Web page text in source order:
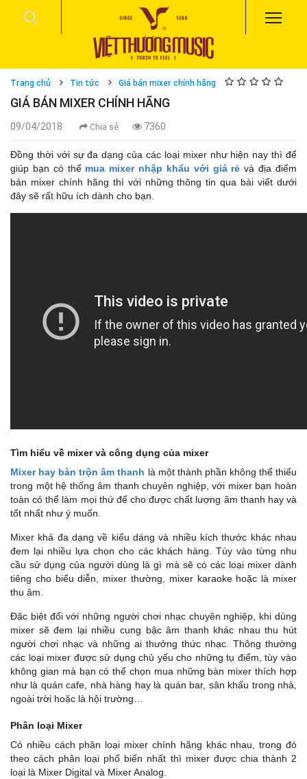
Trang chủ Tin tức Giá bán mixer chính hãng
GIÁ BÁN MIXER CHÍNH HÃNG
09/04/2018 Chia sẻ 7360
Đồng thời với sự đa dạng của các loại mixer như hiện nay thì để
giúp bạn có thể mua mixer nhập khẩu với giá rẻ và địa điểm
bán mixer chính hãng thì với những thông tin qua bài viết dưới
đây sẽ rất hữu ích dành cho bạn.
Tìm hiểu về mixer và công dụng của mixer
Mixer hay bàn trộn âm thanh là một thành phần không thể thiếu
trong một hệ thống âm thanh chuyên nghiệp, với mixer bạn hoàn
toàn có thể làm mọi thứ để cho được chất lượng âm thanh hay và
tốt nhất như ý muốn.
Mixer khá đa dạng về kiểu dáng và nhiều kích thước khác nhau
đem lại nhiều lựa chọn cho các khách hàng. Tùy vào từng nhu
cầu sử dụng của người dùng là gì mà sẽ có các loại mixer dành
tiêng cho biểu diễn, mixer thường, mixer karaoke hoặc là mixer
thu âm.
Đặc biệt đối với những người chơi nhạc chuyên nghiệp, khi dùng
mixer sẽ đem lại nhiều cung bậc âm thanh khác nhau thu hút
người chơi nhạc và những ai thưởng thức nhạc. Thông thường
các loại mixer được sử dụng chủ yếu cho những tụ điểm, tùy vào
không gian mà bạn có thể chọn mua những bàn mixer thích hợp
như là quán cafe, nhà hàng hay là quán bar, sân khấu trong nhà,
ngoài trời hoặc là hội trường…
Phân loại Mixer
Có nhiều cách phân loại mixer chính hãng khác nhau, trong đó
theo cách phân loại phổ biến nhất thì mixer được chia thành 2
loại là Mixer Digital và Mixer Analog.